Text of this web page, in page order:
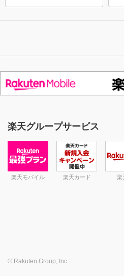
楽天グループサービス
楽天モバイル 楽天カード 楽
© Rakuten Group, Inc.